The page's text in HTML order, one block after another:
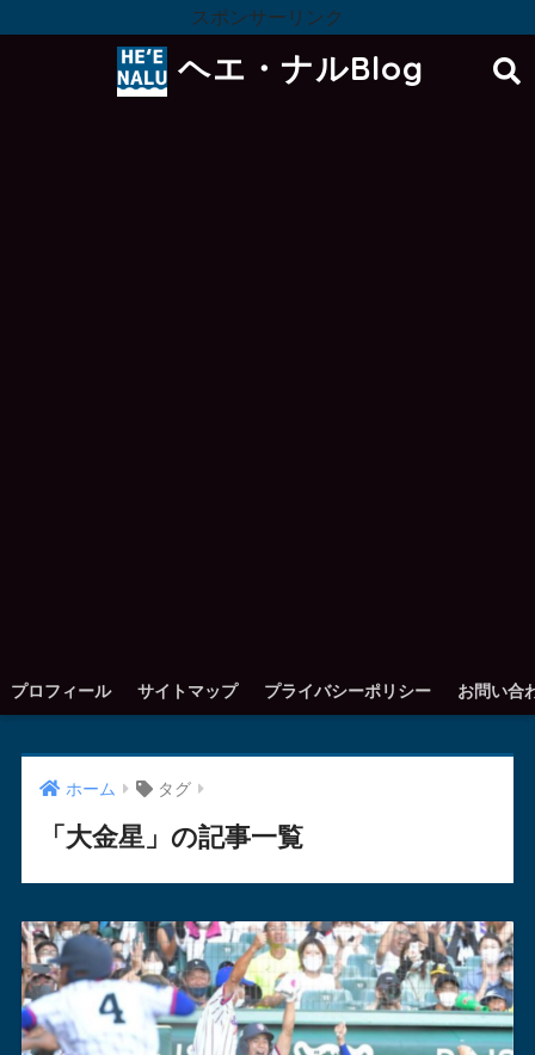
スポンサーリンク
ヘエ・ナルBlog
プロフィール サイトマップ プライバシーポリシー お問い合
ホーム タグ
「大金星」の記事一覧